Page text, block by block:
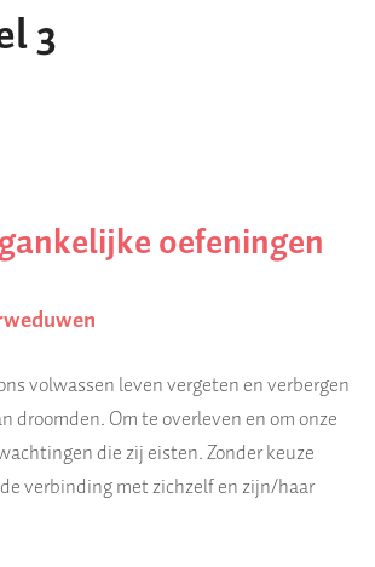
3
oefeningen
volwassen leven vergeten en verbergen
droomden. Om te overleven en om onze
die zij eisten. Zonder keuze
de verbinding met zichzelfen zijn/haar